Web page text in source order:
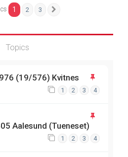
1 2 3
Topics
(19/576) Kvitnes
1 2 3 4
Aalesund (Tueneset)
1 2 3 4